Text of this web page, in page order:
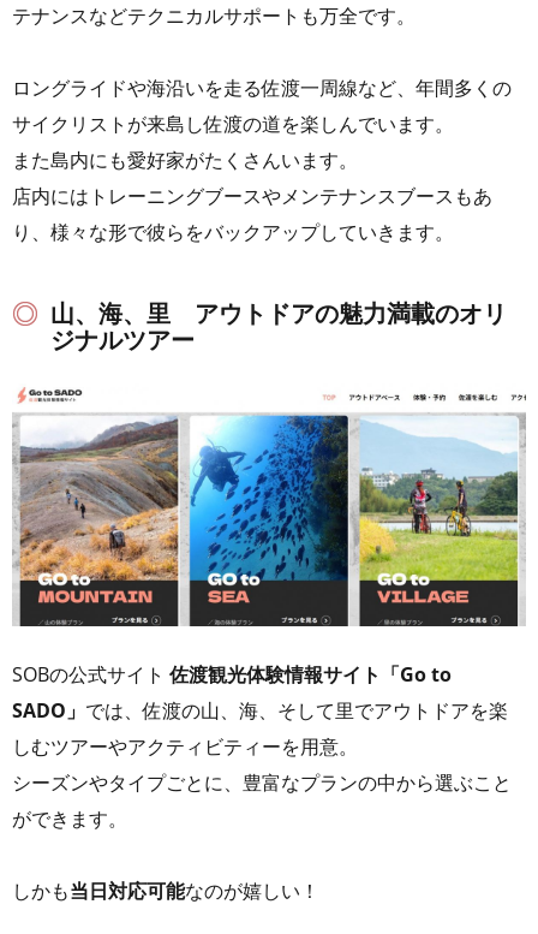
テナンスなどテクニカルサポートも万全です。
ロングライドや海沿いを走る佐渡一周線など、年間多くの
サイクリストが来島し佐渡の道を楽しんでいます。
また島内にも愛好家がたくさんいます。
店内にはトレーニングブースやメンテナンスブースもあ
り、様々な形で彼らをバックアップしていきます。
山、海、里 アウトドアの魅力満載のオリ
ジナルツアー
SOBの公式サイト 佐渡観光体験情報サイト「Go to
SADO」 では、佐渡の山、海、そして里でアウトドアを楽
しむツアーやアクティビティーを用意。
シーズンやタイプごとに、豊富なプランの中から選ぶこと
ができます。
しかも当日対応可能なのが嬉しい！